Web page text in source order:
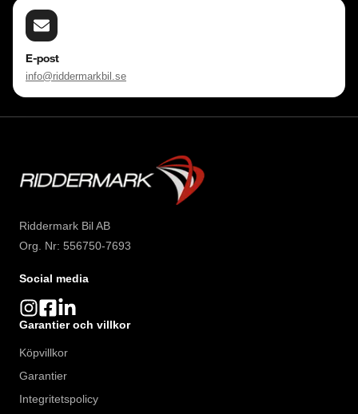
E-post
info@riddermarkbil.se
Riddermark Bil AB
Org. Nr: 556750-7693
Social media
Garantier och villkor
Köpvillkor
Garantier
Integritetspolicy